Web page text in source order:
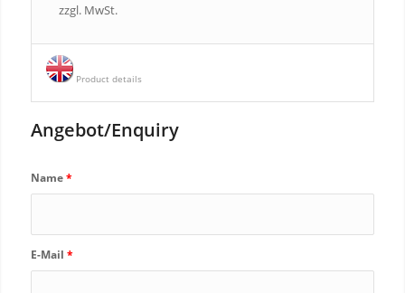
zzgl. MwSt.
Product details
Angebot/Enquiry
Name*
E-Mail *